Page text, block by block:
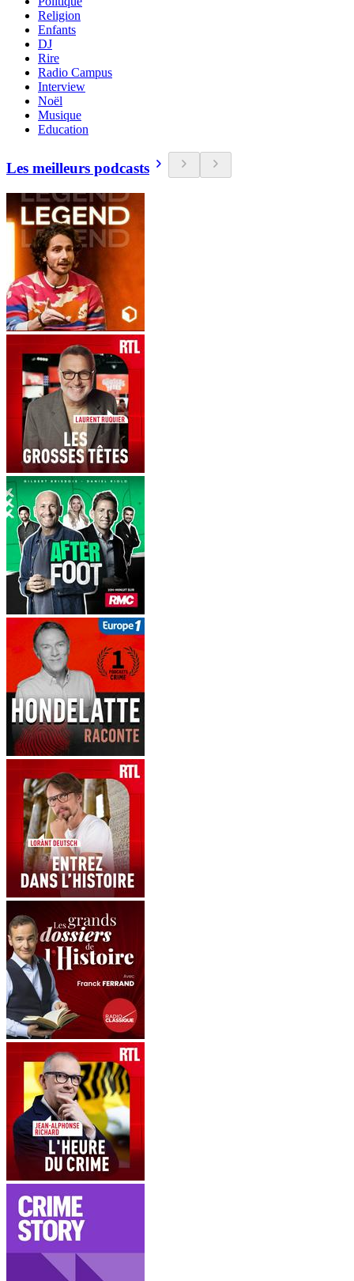
Religion
Enfants
DJ
Rire
Radio Campus
Interview
Noël
Musique
Education
Les meilleurs podcasts